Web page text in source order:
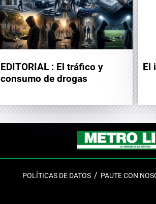
EDITORIAL : El tráfico y
consumo de drogas
El
POLÍTICAS DE DATOS PAUTE CON